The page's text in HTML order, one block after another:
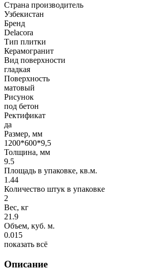
Страна производитель
Узбекистан
Бренд
Delacora
Тип плитки
Керамогранит
Вид поверхности
гладкая
Поверхность
матовый
Рисунок
под бетон
Ректификат
да
Размер, мм
1200*600*9,5
Толщина, мм
9.5
Площадь в упаковке, кв.м.
1.44
Количество штук в упаковке
2
Вес, кг
21.9
Объем, куб. м.
0.015
показать всё
Описание